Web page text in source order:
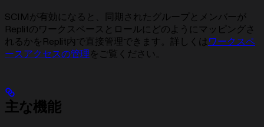
SCIMが有効になると、同期されたグループとメンバーが
Replitのワークスペースとロールにどのようにマッピングさ
れるかをReplit内で直接管理できます。詳しくは ワークスペ
ースアクセスの管理をご覧ください。
主な機能